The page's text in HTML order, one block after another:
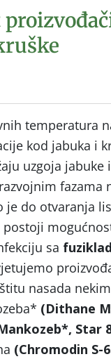
temperatura
kod jabuka i
uzgoja jabuke
fazama
je do otvaranja
postoji
sa
nasada
(Dithane
*, Star
(Chromodin S-